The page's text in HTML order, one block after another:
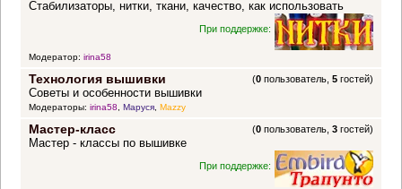
Стабилизаторы, нитки, ткани, качество, как использовать
При поддержке:
Модератор: irina58
Технология вышивки (0 пользователь,5 гостей)
Советы и особенности вышивки
Модераторы: irina58, Маруся, Mazzy
Мастер-класс (0 пользователь,3 гостей)
Мастер - классы по вышивке
При поддержке: